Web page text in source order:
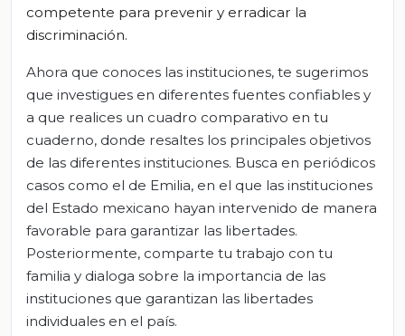
competente para prevenir y erradicar la
discriminación.
Ahora que conoces las instituciones, te sugerimos
que investigues en diferentes fuentes confiables y
a que realices un cuadro comparativo en tu
cuaderno, donde resaltes los principales objetivos
de las diferentes instituciones. Busca en periódicos
casos como el de Emilia, en el que las instituciones
del Estado mexicano hayan intervenido de manera
favorable para garantizar las libertades.
Posteriormente, comparte tu trabajo con tu
familia y dialoga sobre la importancia de las
instituciones que garantizan las libertades
individuales en el país.